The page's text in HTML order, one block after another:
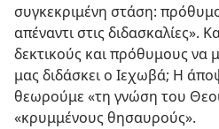
συγκεκριμένη στάση:
απέναντι στις διδασκαλίες».
δεκτικούς και πρόθυμους να
μας διδάσκει ο Ιεχωβά; Η
θεωρούμε «τη γνώση του
«κρυμμένους θησαυρούς».